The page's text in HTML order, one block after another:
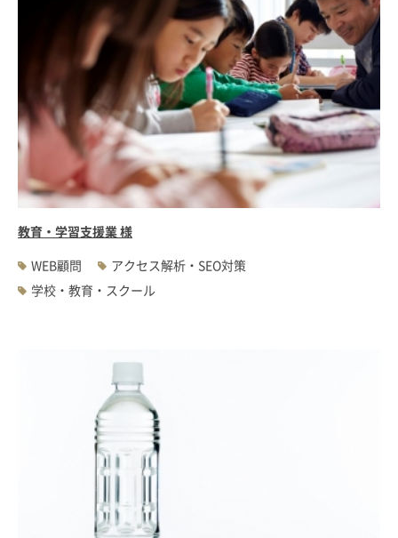
#ドローン撮影(空撮)
#イラスト制作
#アクセス解析・SEO対策
#名刺・パンフレット制作
#販促・ノベルティーグッズ制作
#ロゴマークデザイン
#SDGsサポート
#IT導入補助金
#JavaScript
#WEBサーバ移転
#AWS構築
#IoT関連
#Androidアプリ開発
#インソーシングコンサルティング
#JIS X 8341-3規格
#業務ツール #PHP
#採用・求人
#学校・教育・スクール
#病院・クリニック・医療
#集客サポート
教育・学習支援業 様
WEB顧問
アクセス解析・SEO対策
学校・教育・スクール